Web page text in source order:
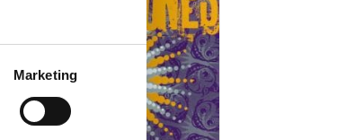
Marketing